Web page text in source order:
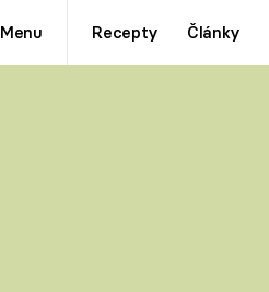
Menu Recepty Články